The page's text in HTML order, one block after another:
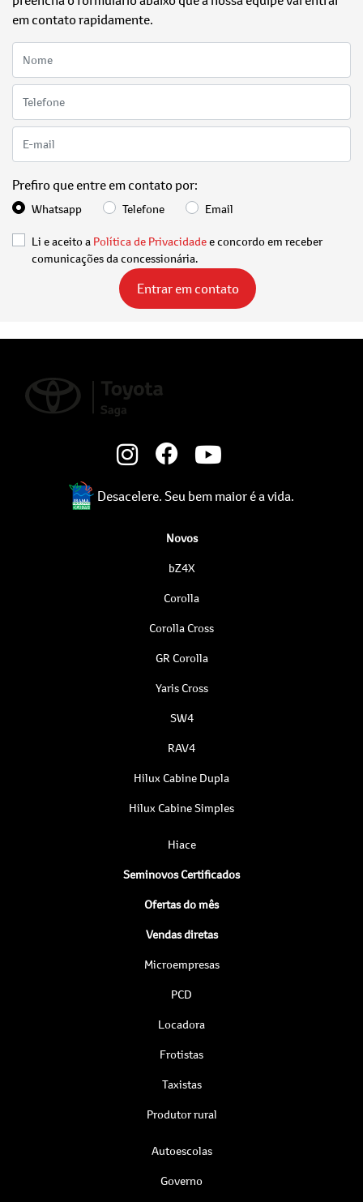
em contato rapidamente.
Prefiro que entre em contato por:
Whatsapp Telefone Email
Li e aceito a Política de Privacidadee concordo em receber
comunicações da concessionária.
Entrar em contato
Desacelere. Seu bem maior é a vida.
Novos
bZ4X
Corolla
Corolla Cross
GR Corolla
Yaris Cross
SW4
RAV4
Hilux Cabine Dupla
Hilux Cabine Simples
Hiace
Seminovos Certificados
Ofertas do mês
Vendas diretas
Microempresas
PCD
Locadora
Frotistas
Taxistas
Produtor rural
Autoescolas
Governo